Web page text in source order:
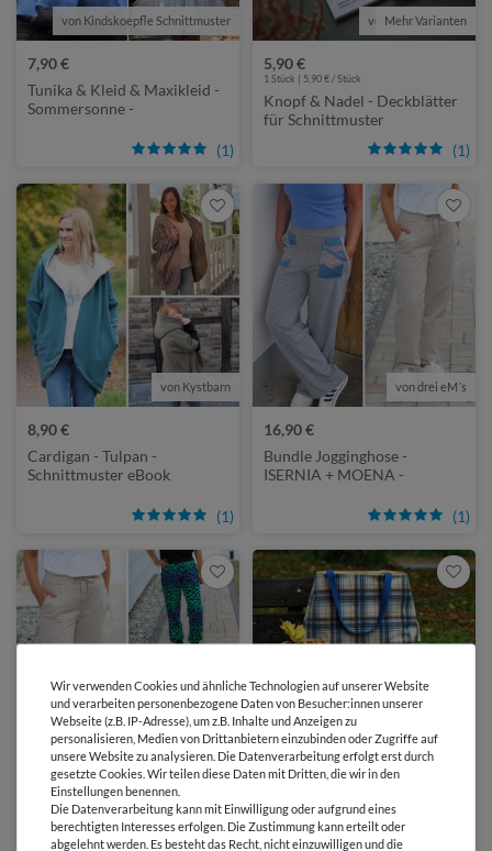
von Kindskoepfle Schnittmuster
7,90 €
(1)
Tunika & Kleid & Maxikleid -
Sommersonne -
von Knopf & Nadel
Mehr Varianten
5,90 €
(1)
1 Stück | 5,90 € / Stück
Knopf & Nadel - Deckblätter
für Schnittmuster
von Kystbarn
8,90 €
(1)
Cardigan - Tulpan -
Schnittmuster eBook
von drei eM´s
16,90 €
(1)
Bundle Jogginghose -
ISERNIA + MOENA -
von drei eM´s
8,90 €
Jogginghose - ISERNIA -
Schnittmuster eBook
von Matroschka Handmade
Shopper - The It Piece -
Schnittmuster eBook
Wir verwenden Cookies und ähnliche Technologien auf unserer Website
und verarbeiten personenbezogene Daten von Besucher:innen unserer
Webseite (z.B. IP-Adresse), um z.B. Inhalte und Anzeigen zu
personalisieren, Medien von Drittanbietern einzubinden oder Zugriffe auf
unsere Website zu analysieren. Die Datenverarbeitung erfolgt erst durch
gesetzte Cookies. Wir teilen diese Daten mit Dritten, die wir in den
Einstellungen benennen.
Die Datenverarbeitung kann mit Einwilligung oder aufgrund eines
berechtigten Interesses erfolgen. Die Zustimmung kann erteilt oder
abgelehnt werden. Es besteht das Recht, nicht einzuwilligen und die